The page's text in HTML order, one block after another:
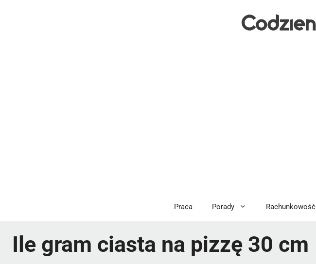
Praca Porady Rachunkowość
Ile gram ciasta na pizzę 30 cm